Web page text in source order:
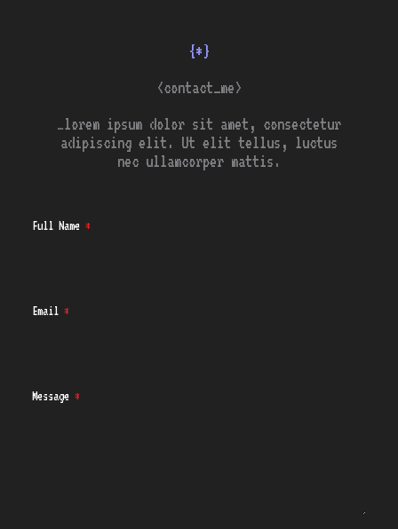
{*}
<contact_me>
…lorem ipsum dolor sit amet, consectetur
adipiscing elit. Ut elit tellus, luctus
nec ullamcorper mattis.
Full Name *
Email *
Message *